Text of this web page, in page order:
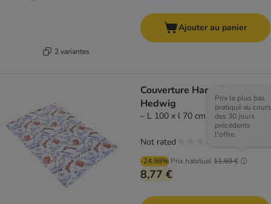
2 variantes
Ajouter au panier
Couverture Harry Potter
Hedwig
– L 100 x l 70 cm
-24.98% Prix habituel11,69 €
Prix le plus bas
pratiqué au cours
des 30 jours
précédents
l'offre.
8,77 €
Not rated